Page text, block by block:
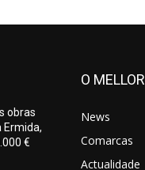
obras
Ermida,
€
O MELLOR
News
Comarcas
Actualidade